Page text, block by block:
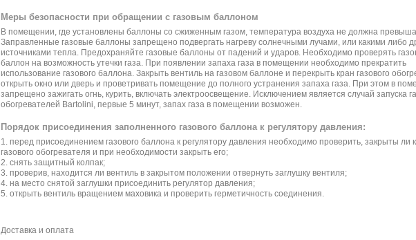
Меры безопасности при обращении с газовым баллоном
В помещении, где установлены баллоны со сжиженным газом, температура воздуха не должна
Заправленные газовые баллоны запрещено подвергать нагреву солнечными лучами, или какими либо
источниками тепла. Предохраняйте газовые баллоны от падений и ударов. Необходимо проверять
баллон на возможность утечки газа. При появлении запаха газа в помещении необходимо прекратить
использование газового баллона. Закрыть вентиль на газовом баллоне и перекрыть кран газового
открыть окно или дверь и проветривать помещение до полного устранения запаха газа. При этом в
запрещено зажигать огнь, курить, включать электроосвещение. Исключением является случай запуска
обогревателей Bartolini, первые 5 минут, запах газа в помещении возможен.
Порядок присоединения заполненного газового баллона к регулятору давления:
1. перед присоединением газового баллона к регулятору давления необходимо проверить, закрыты ли
газового обогревателя и при необходимости закрыть его;
2. снять защитный колпак;
3. проверив, находится ли вентиль в закрытом положении отвернуть заглушку вентиля;
4. на место снятой заглушки присоединить регулятор давления;
5. открыть вентиль вращением маховика и проверить герметичность соединения.
Доставка и оплата